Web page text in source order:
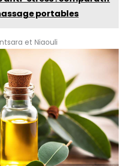
régions du monde pour vous
et le plus fin.portables
et Niaouli